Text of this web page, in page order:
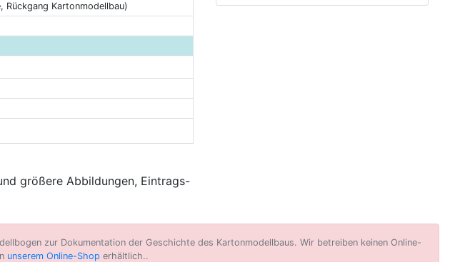
Rückgang Kartonmodellbau)
größere Abbildungen, Eintrags-
zur Dokumentation der Geschichte des Kartonmodellbaus. Wir betreiben keinen Online-
unserem Online-Shop erhältlich..